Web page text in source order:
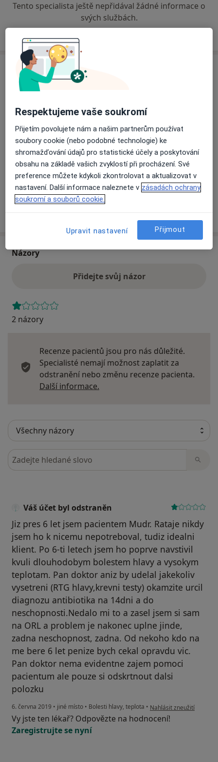
Tento specialista ještě nepřidával žádné informace o
svých službách.
Adresa
Moje Ambulance
Přiblížit mapuse otevře v nové záložce
Dostupnost
Na této adrese online kalendář není aktivní
Co mám v takové situaci udělat?
Názory
Přidejte svůj názor
2 názory
Recenze pacientů jsou pro nás důležité.
Specialisté nemají možnost zaplatit za
odstranění nebo změnu recenze pacienta.
Další informace.
Hledejte v názorech
Váš účet byl odstraněn
Jiz pres 6 let jsem pacientem Mudr. Rataje nikdy
jsem ho k nicemu nepotreboval, tudiz idealni
klient. Po 6-ti letech jsem ho poprve navstivil
kvuli dlouhodobym bolestem hlavy a vysokym
teplotam. Pan doktor aniz by udelal jakekoliv
vysetreni (RTG hlavy,krevni testy) okamzite urcil
diagnozu antibiotika na 14dni a do
neschopnosti.Nedalo mi to a zasel jsem si sam
na ORL a problem je nakonec uplne jinde,
zadna neschopnost, zadna. Od nekoho kdo na
me bere 6 let penize bych cekal opravdu vic.
Pan doktor nema evidentne zajem pomoci
pacientum ale pouze si odskrtnout dalsi
polozku
6. června 2019 • jiné místo • Bolesti hlavy, teplota • podle názoru uživatele
Nahlásit zneužití
Vy jste ten lékař? Odpovězte na hodnocení!
Zaregistrujte se nyní
Respektujeme vaše soukromí
Přijetím povolujete nám a našim partnerům používat
soubory cookie (nebo podobné technologie) ke
shromažďování údajů pro statistické účely a poskytování
obsahu na základě vašich zvyklostí při procházení. Své
preference můžete kdykoli zkontrolovat a aktualizovat v
nastavení. Další informace naleznete v zásadách ochrany
soukromí a souborů cookie.
Upravit nastavení Přijmout